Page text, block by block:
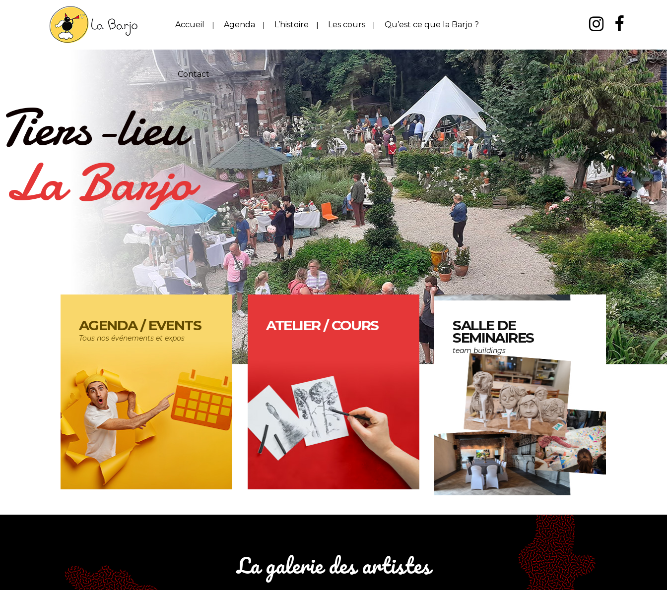
Accueil Agenda L’histoire Les cours Qu’est ce que la Barjo ?
Contact
lieu
La Barjo
AGENDA / EVENTS
Tous nos événements et expos
ATELIER / COURS SALLE DE
SEMINAIRES
team buildings
La galerie des artistes